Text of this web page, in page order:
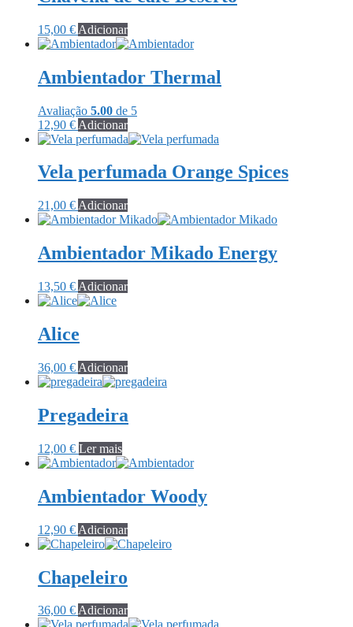
15,00 € Adicionar
Ambientador Thermal
Avaliação 5.00 de 5
12,90 € Adicionar
Vela perfumada Orange Spices
21,00 € Adicionar
Ambientador Mikado Energy
13,50 € Adicionar
Alice
36,00 € Adicionar
Pregadeira
12,00 € Ler mais
Ambientador Woody
12,90 € Adicionar
Chapeleiro
36,00 €Adicionar